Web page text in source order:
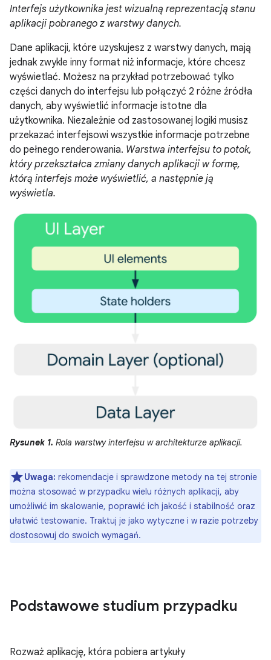
Interfejs użytkownika jest wizualną reprezentacją stanu
aplikacji pobranego z warstwy danych.
Dane aplikacji, które uzyskujesz z warstwy danych, mają
jednak zwykle inny format niż informacje, które chcesz
wyświetlać. Możesz na przykład potrzebować tylko
części danych do interfejsu lub połączyć 2 różne źródła
danych, aby wyświetlić informacje istotne dla
użytkownika. Niezależnie od zastosowanej logiki musisz
przekazać interfejsowi wszystkie informacje potrzebne
do pełnego renderowania. Warstwa interfejsu to potok,
który przekształca zmiany danych aplikacji w formę,
którą interfejs może wyświetlić, a następnie ją
wyświetla.
Rysunek 1. Rola warstwy interfejsu w architekturze aplikacji.
Uwaga: rekomendacje i sprawdzone metody na tej stronie
można stosować w przypadku wielu różnych aplikacji, aby
umożliwić im skalowanie, poprawić ich jakość i stabilność oraz
ułatwić testowanie. Traktuj je jako wytyczne i w razie potrzeby
dostosowuj do swoich wymagań.
Podstawowe studium przypadku
Rozważ aplikację, która pobiera artykuły